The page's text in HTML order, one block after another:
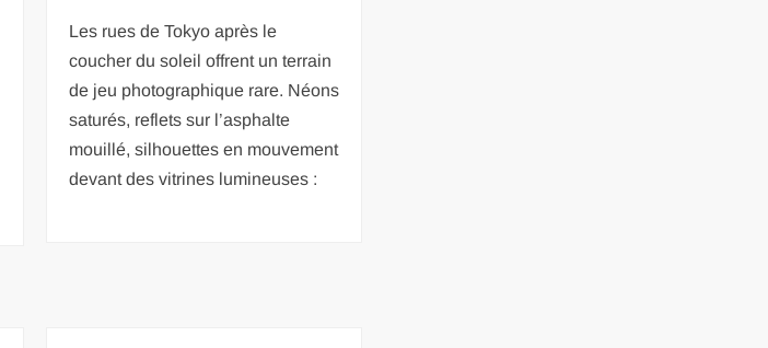
Les rues de Tokyo après le
coucher du soleil offrent un terrain
de jeu photographique rare. Néons
saturés, reflets sur l’asphalte
mouillé, silhouettes en mouvement
devant des vitrines lumineuses :